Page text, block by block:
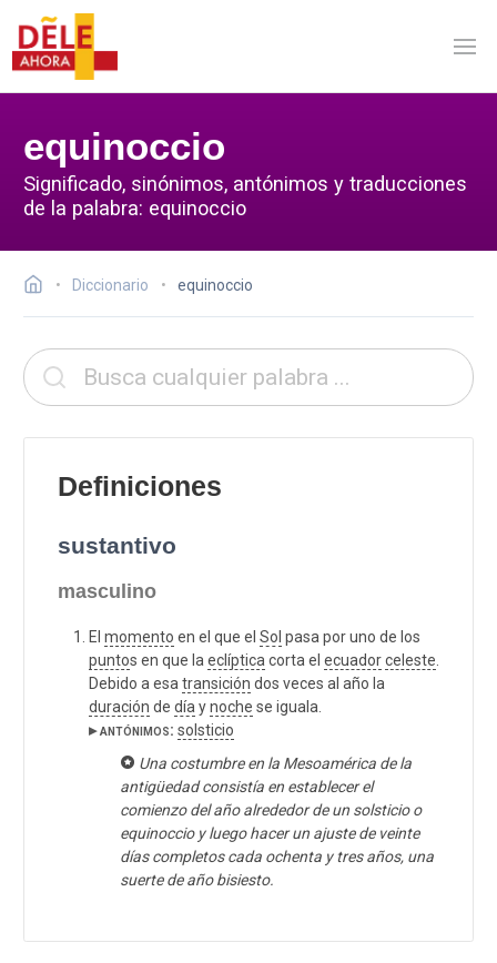
equinoccio
Significado, sinónimos, antónimos y traducciones
de la palabra: equinoccio
Diccionario equinoccio
Definiciones
sustantivo
masculino
El momento en el que el Sol pasa por uno de los
puntos en que la eclíptica corta el ecuadorceleste
Debido a esa transición dos veces al año la
duración de día ynoche se iguala.
▸ antónimos: solsticio
Una costumbre en la Mesoamérica de la
antigüedad consistía en establecer el
comienzo del año alrededor de un solsticio o
equinoccio y luego hacer un ajuste de veinte
días completos cada ochenta y tres años, una
suerte de año bisiesto.